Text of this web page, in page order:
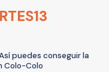
puedes conseguir la
Colo-Colo